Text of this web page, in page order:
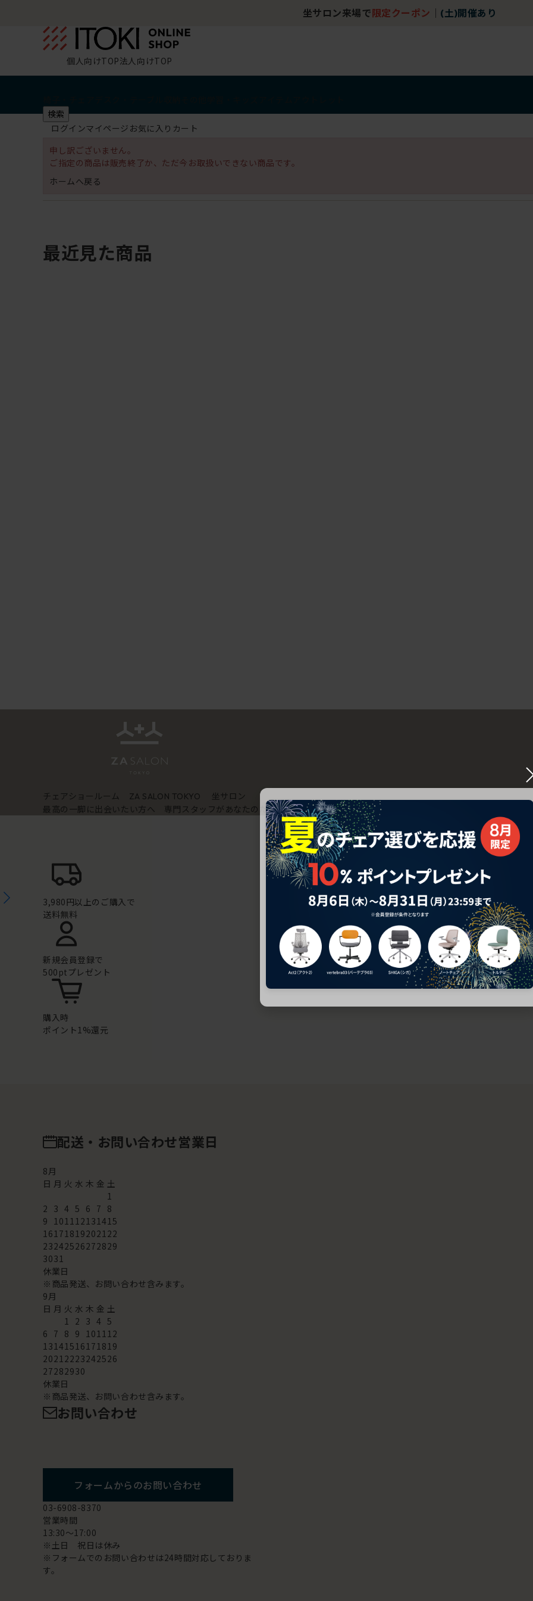
坐サロン来場で 限定クーポン (土)開催あり
個人向けTOP法人向けTOP
検索
ログインマイページ お気に入り カート
申し訳ございません。
ご指定の商品は販売終了か、ただ今お取扱いできない商品です。
ホームへ戻る
最近見た商品
チェアショールーム ZA SALON TOKYO
坐サロン
最高の一脚に出会いたい方へ 専門スタッフがあなたのための椅子選びをサポートいたします。
3,980円以上のご購入で
送料無料
新規会員登録で
500ptプレゼント
購入時
ポイント1%還元
配送・お問い合わせ営業日
8月
日 月 火 水 木 金 土
1
2 3 4 5 6 7 8
9 101112131415
16171819202122
23242526272829
3031
休業日
※商品発送、お問い合わせ含みます。
9月
日 月 火 水 木 金 土
1 2 3 4 5
6 7 8 9 101112
13141516171819
20212223242526
27282930
休業日
※商品発送、お問い合わせ含みます。
お問い合わせ
フォームからのお問い合わせ
03-6908-8370
営業時間
13:30～17:00
※土日 祝日は休み
※フォームでのお問い合わせは24時間対応しておりま
す。